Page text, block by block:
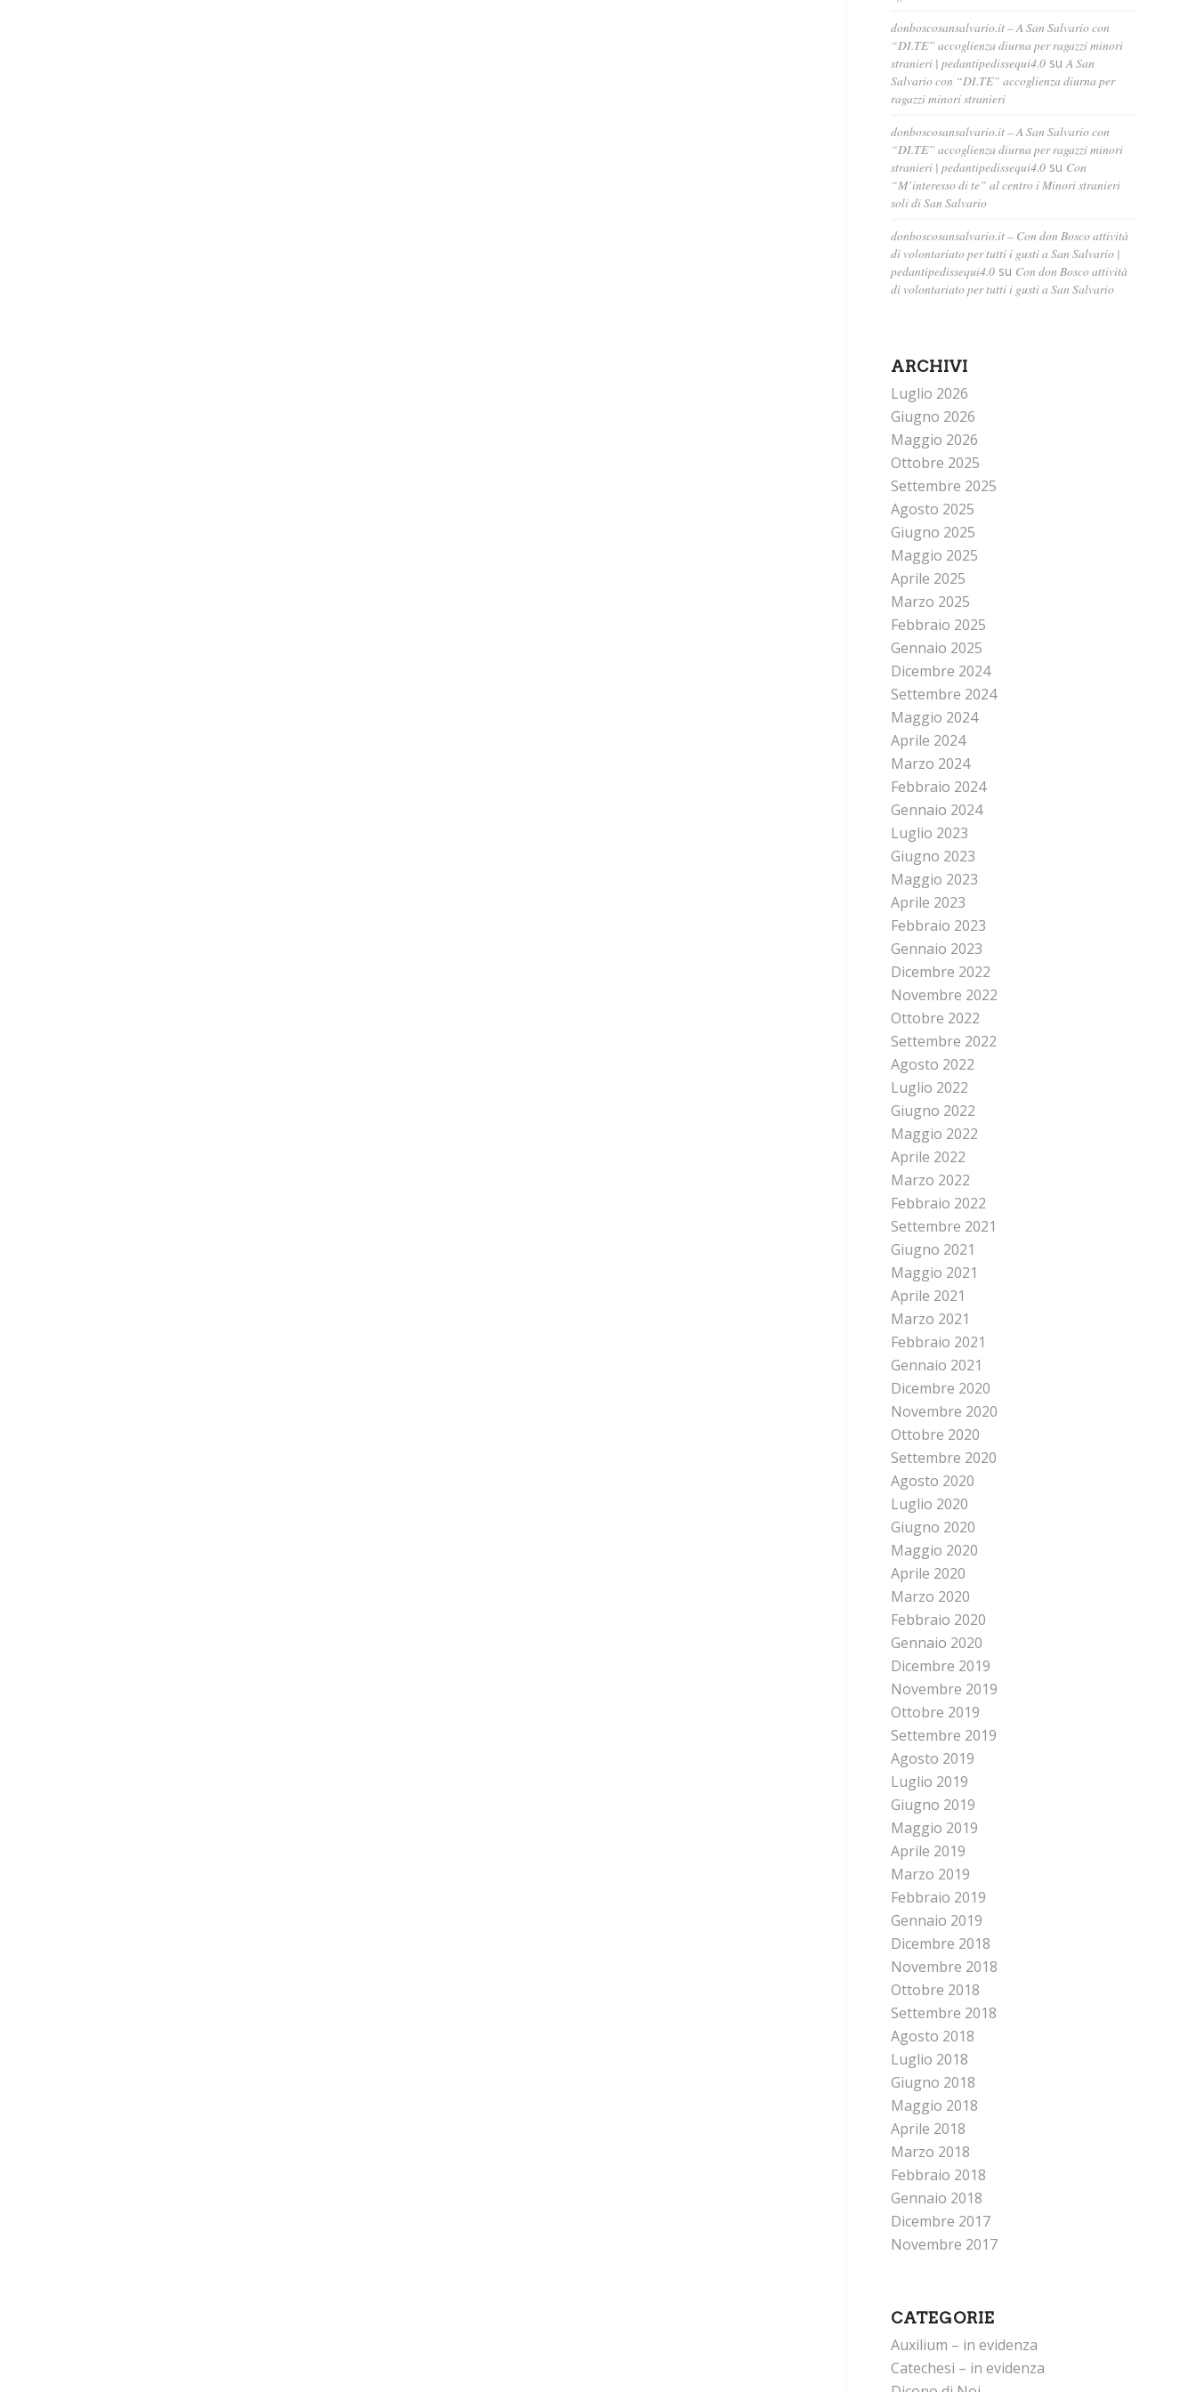
donboscosansalvario.it – A San Salvario con
“DI.TE” accoglienza diurna per ragazzi minori
stranieri | pedantipedissequi4.0 suA San
Salvario con “DI.TE” accoglienza diurna per
ragazzi minori stranieri
donboscosansalvario.it – A San Salvario con
“DI.TE” accoglienza diurna per ragazzi minori
stranieri | pedantipedissequi4.0 su Con
“M’interesso di te” al centro i Minori stranieri
soli di San Salvario
donboscosansalvario.it – Con don Bosco attività
di volontariato per tutti i gusti a San Salvario |
pedantipedissequi4.0 su Con don Bosco attività
di volontariato per tutti i gusti a San Salvario
ARCHIVI
Luglio 2026
Giugno 2026
Maggio 2026
Ottobre 2025
Settembre 2025
Agosto 2025
Giugno 2025
Maggio 2025
Aprile 2025
Marzo 2025
Febbraio 2025
Gennaio 2025
Dicembre 2024
Settembre 2024
Maggio 2024
Aprile 2024
Marzo 2024
Febbraio 2024
Gennaio 2024
Luglio 2023
Giugno 2023
Maggio 2023
Aprile 2023
Febbraio 2023
Gennaio 2023
Dicembre 2022
Novembre 2022
Ottobre 2022
Settembre 2022
Agosto 2022
Luglio 2022
Giugno 2022
Maggio 2022
Aprile 2022
Marzo 2022
Febbraio 2022
Settembre 2021
Giugno 2021
Maggio 2021
Aprile 2021
Marzo 2021
Febbraio 2021
Gennaio 2021
Dicembre 2020
Novembre 2020
Ottobre 2020
Settembre 2020
Agosto 2020
Luglio 2020
Giugno 2020
Maggio 2020
Aprile 2020
Marzo 2020
Febbraio 2020
Gennaio 2020
Dicembre 2019
Novembre 2019
Ottobre 2019
Settembre 2019
Agosto 2019
Luglio 2019
Giugno 2019
Maggio 2019
Aprile 2019
Marzo 2019
Febbraio 2019
Gennaio 2019
Dicembre 2018
Novembre 2018
Ottobre 2018
Settembre 2018
Agosto 2018
Luglio 2018
Giugno 2018
Maggio 2018
Aprile 2018
Marzo 2018
Febbraio 2018
Gennaio 2018
Dicembre 2017
Novembre 2017
CATEGORIE
Auxilium – in evidenza
Catechesi – in evidenza